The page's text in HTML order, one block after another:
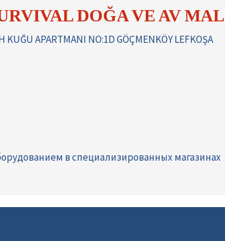
DOĞA VE AV
KUĞU APARTMANI NO:1D GÖÇMENKÖY LEFKOŞA
в специализированных магазинах